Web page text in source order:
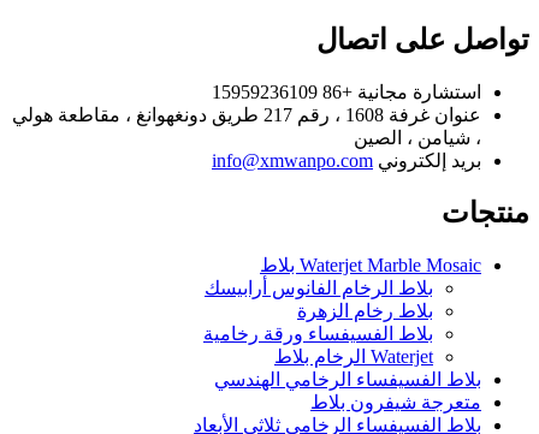
تواصل على اتصال
استشارة مجانية +86 15959236109
عنوان
غرفة 1608 ، رقم 217 طريق دونغهوانغ ، مقاطعة هولي
، شيامن ، الصين
بريد إلكتروني info@xmwanpo.com
منتجات
Waterjet Marble Mosaic بلاط
بلاط الرخام الفانوس أرابيسك
بلاط رخام الزهرة
بلاط الفسيفساء ورقة رخامية
Waterjet الرخام بلاط
بلاط الفسيفساء الرخامي الهندسي
متعرجة شيفرون بلاط
بلاط الفسيفساء الرخامي ثلاثي الأبعاد